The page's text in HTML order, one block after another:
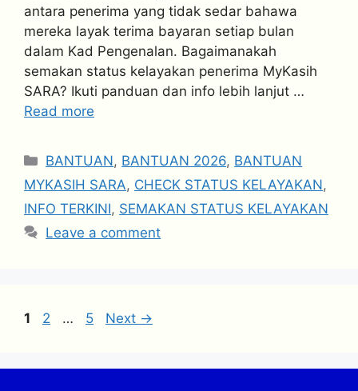
antara penerima yang tidak sedar bahawa
mereka layak terima bayaran setiap bulan
dalam Kad Pengenalan. Bagaimanakah
semakan status kelayakan penerima MyKasih
SARA? Ikuti panduan dan info lebih lanjut …
Read more
Categories
BANTUAN, BANTUAN 2026, BANTUAN
MYKASIH SARA, CHECK STATUS KELAYAKAN,
INFO TERKINI, SEMAKAN STATUS KELAYAKAN
Leave a comment
Page
1 Page
2 … Page
5 Next →